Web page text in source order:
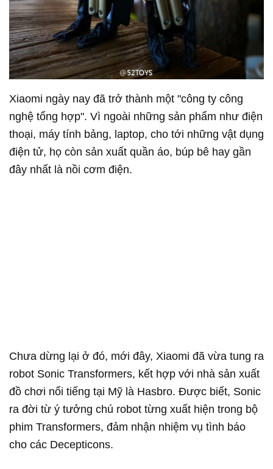
Xiaomi ngày nay đã trở thành một "công ty công
nghệ tổng hợp". Vì ngoài những sản phẩm như điện
thoại, máy tính bảng, laptop, cho tới những vật dụng
điện tử, họ còn sản xuất quần áo, búp bê hay gần
đây nhất là nồi cơm điện.
Chưa dừng lại ở đó, mới đây, Xiaomi đã vừa tung ra
robot Sonic Transformers, kết hợp với nhà sản xuất
đồ chơi nổi tiếng tại Mỹ là Hasbro. Được biết, Sonic
ra đời từ ý tưởng chú robot từng xuất hiện trong bộ
phim Transformers, đảm nhận nhiệm vụ tình báo
cho các Decepticons.